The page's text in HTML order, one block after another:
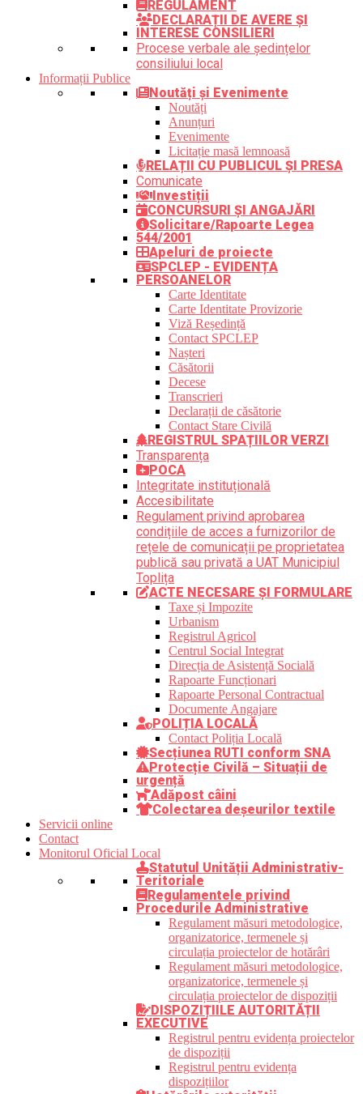
REGULAMENT
DECLARAȚII DE AVERE ȘI
INTERESE CONSILIERI
Procese verbale ale ședințelor
consiliului local
Informații Publice
Noutăți și Evenimente
Noutăți
Anunțuri
Evenimente
Licitație masă lemnoasă
RELAȚII CU PUBLICUL ȘI PRESA
Comunicate
Investiții
CONCURSURI ȘI ANGAJĂRI
Solicitare/Rapoarte Legea
544/2001
Apeluri de proiecte
SPCLEP - EVIDENȚA
PERSOANELOR
Carte Identitate
Carte Identitate Provizorie
Viză Reședință
Contact SPCLEP
Nașteri
Căsătorii
Decese
Transcrieri
Declarații de căsătorie
Contact Stare Civilă
REGISTRUL SPAȚIILOR VERZI
Transparența
POCA
Integritate instituțională
Accesibilitate
Regulament privind aprobarea
condițiile de acces a furnizorilor de
rețele de comunicații pe proprietatea
publică sau privată a UAT Municipiul
Toplița
ACTE NECESARE ȘI FORMULARE
Taxe și Impozite
Urbanism
Registrul Agricol
Centrul Social Integrat
Direcția de Asistență Socială
Rapoarte Funcționari
Rapoarte Personal Contractual
Documente Angajare
POLIȚIA LOCALĂ
Contact Poliția Locală
Secțiunea RUTI conform SNA
Protecție Civilă – Situații de
urgență
Adăpost câini
Colectarea deșeurilor textile
Servicii online
Contact
Monitorul Oficial Local
Statutul Unității Administrativ-
Teritoriale
Regulamentele privind
Procedurile Administrative
Regulament măsuri metodologice,
organizatorice, termenele și
circulația proiectelor de hotărâri
Regulament măsuri metodologice,
organizatorice, termenele și
circulația proiectelor de dispoziții
DISPOZIȚIILE AUTORITĂȚII
EXECUTIVE
Registrul pentru evidența proiectelor
de dispoziții
Registrul pentru evidența
dispozițiilor